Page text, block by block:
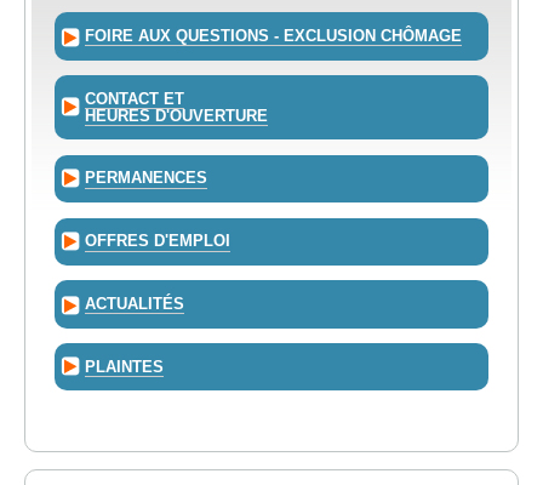
FOIRE AUX QUESTIONS - EXCLUSION CHÔMAGE
CONTACT ET
HEURES D'OUVERTURE
PERMANENCES
OFFRES D'EMPLOI
ACTUALITÉS
PLAINTES